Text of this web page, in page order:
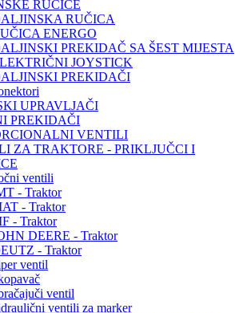
RUČICE
RUČICA
ENERGO
PREKIDAČ SA ŠEST MIJESTA
JOYSTICK
PREKIDAČI
UPRAVLJAČI
PREKIDAČI
VENTILI
ZA TRAKTORE - PRIKLJUČCI I
ventili
- Traktor
- Traktor
- Traktor
DEERE - Traktor
- Traktor
ventil
ventil
ventili za marker